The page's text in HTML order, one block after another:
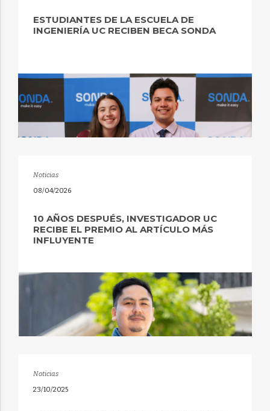
ESTUDIANTES DE LA ESCUELA DE
INGENIERÍA UC RECIBEN BECA SONDA
Noticias
08/04/2026
10 AÑOS DESPUÉS, INVESTIGADOR UC
RECIBE EL PREMIO AL ARTÍCULO MÁS
INFLUYENTE
Noticias
23/10/2025